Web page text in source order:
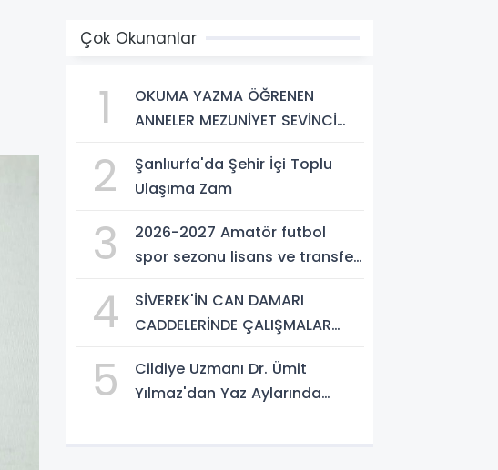
Çok Okunanlar
1
OKUMA YAZMA ÖĞRENEN
ANNELER MEZUNİYET SEVİNCİ
2
Şanlıurfa'da Şehir İçi Toplu
Ulaşıma Zam
3
2026-2027 Amatör futbol
spor sezonu lisans ve transfer
4
SİVEREK'İN CAN DAMARI
CADDELERİNDE ÇALIŞMALAR
5
Cildiye Uzmanı Dr. Ümit
Yılmaz'dan Yaz Aylarında